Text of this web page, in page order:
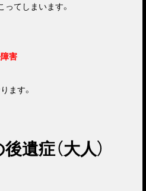
ってしまいます。
害
ます。
遺症（大人）